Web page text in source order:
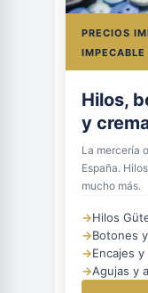
PRECIOS
IMPECABLE
Hilos,
y
La mercería
España.
mucho más.
→Hilos
→Botones
→Encajes y
→Agujas y